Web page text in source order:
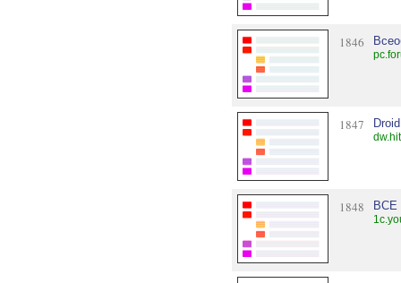
1846
1847
1848